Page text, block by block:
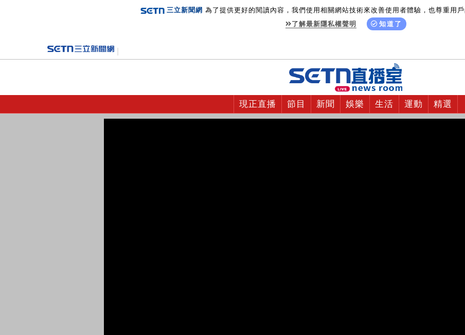
三立新聞網 為了提供更好的閱讀內容，我們使用相關網站技術來改善使用者體驗，也尊重用戶
了解最新隱私權聲明
知道了
現正直播 節目 新聞 娛樂 生活 運動 精選